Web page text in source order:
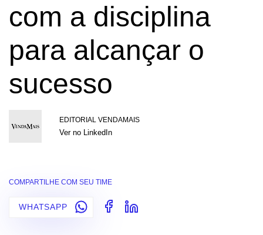
com a disciplina
para alcançar o
sucesso
EDITORIAL VENDAMAIS
Ver no LinkedIn
COMPARTILHE COM SEU TIME
WHATSAPP